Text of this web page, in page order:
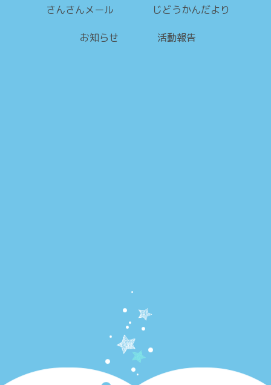
さんさんメール じどうかんだより
お知らせ 活動報告